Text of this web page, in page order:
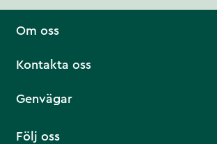
Om oss
Kontakta oss
Genvägar
Följ oss